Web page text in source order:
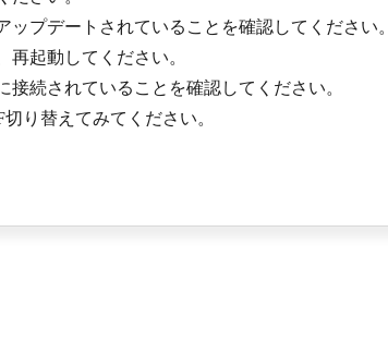
ップデートされていることを確認してください。
再起動してください。
接続されていることを確認してください。
り替えてみてください。